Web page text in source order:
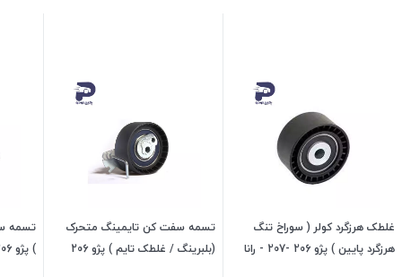
غلطک هرزگرد کولر ( سوراخ تنگ
هرزگرد پایین ) پژو 206 -207 - رانا
تسمه سفت کن تایمینگ متحرک
(بلبرینگ / غلطک تایم ) پژو 206
تسمه